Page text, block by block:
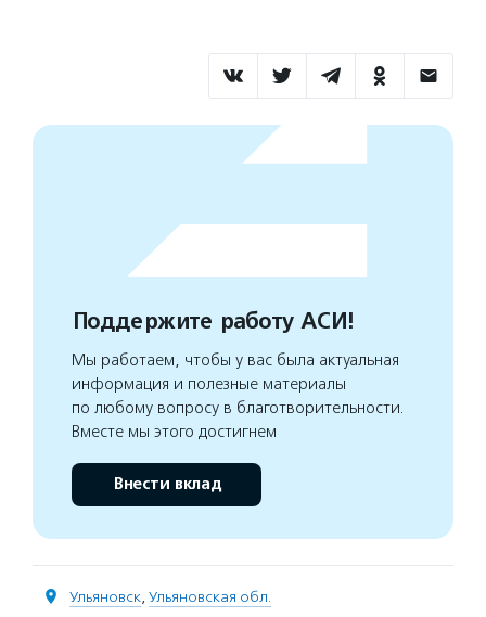
Поддержите работу АСИ!
Мы работаем, чтобы у вас была актуальная
информация и полезные материалы
по любому вопросу в благотворительности.
Вместе мы этого достигнем
Внести вклад
Ульяновск, Ульяновская обл.